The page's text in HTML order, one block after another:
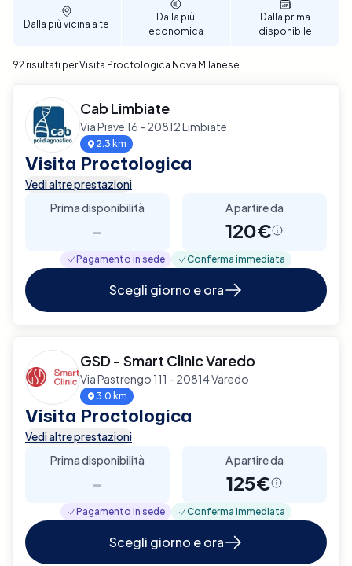
Dalla più vicina a te
Dalla più
economica
Dalla prima
disponibile
92 risultati per Visita Proctologica Nova Milanese
Cab Limbiate
Via Piave 16 - 20812 Limbiate
2.3 km
Visita Proctologica
Vedi altre prestazioni
Prima disponibilità
-
A partire da
120€
Pagamento in sede Conferma immediata
Scegli giorno e ora
GSD - Smart Clinic Varedo
Via Pastrengo 111 - 20814 Varedo
3.0 km
Visita Proctologica
Vedi altre prestazioni
Prima disponibilità
-
A partire da
125€
Pagamento in sede Conferma immediata
Scegli giorno e ora